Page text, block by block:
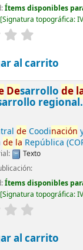
Ítems disponibles
Signatura topográfica:
al carrito
Desarrollo de
regional.
deCoodinación
de la República
Texto
Ítems disponibles
Signatura topográfica:
al carrito